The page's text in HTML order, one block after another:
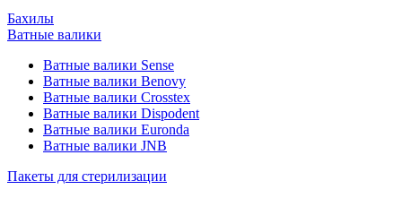
Бахилы
Ватные валики
Ватные валики Sense
Ватные валики Benovy
Ватные валики Crosstex
Ватные валики Dispodent
Ватные валики Euronda
Ватные валики JNB
Пакеты для стерилизации